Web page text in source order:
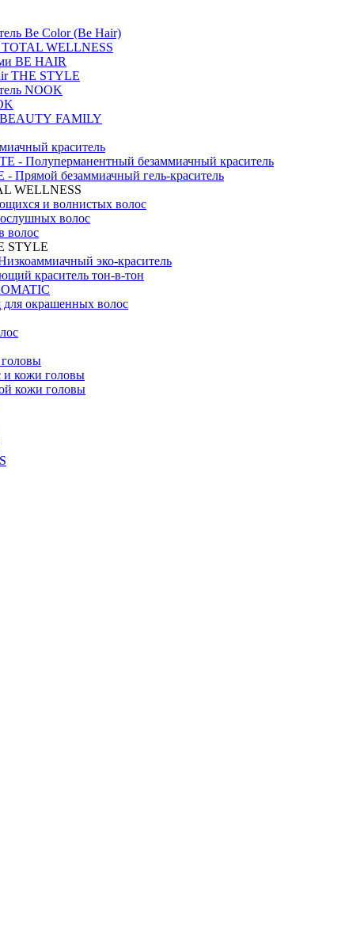
Be Color (Be Hair)
WELLNESS
BE HAIR
THE STYLE
NOOK
FAMILY
краситель
- Полуперманентный безаммиачный краситель
Прямой безаммиачный гель-краситель
WELLNESS
и волнистых волос
волос
волос
STYLE
эко-краситель
краситель тон-в-тон
окрашенных волос
и кожи головы
кожи головы